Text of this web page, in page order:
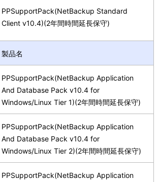
PPSupportPack(NetBackup Standard
Client v10.4)(2年間時間延長保守)
製品名
PPSupportPack(NetBackup Application
And Database Pack v10.4 for
Windows/Linux Tier 1)(2年間時間延長保守)
PPSupportPack(NetBackup Application
And Database Pack v10.4 for
Windows/Linux Tier 2)(2年間時間延長保守)
PPSupportPack(NetBackup Application